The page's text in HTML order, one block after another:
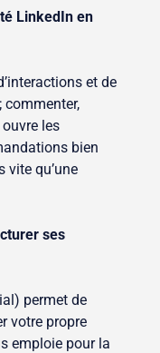
LinkedIn en
et de
commenter,
les
bien
vite qu’une
ses
permet de
votre propre
emploie pour la